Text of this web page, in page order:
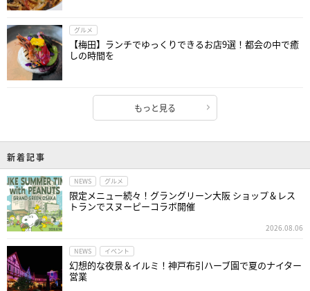
グルメ
【梅田】ランチでゆっくりできるお店9選！都会の中で癒
しの時間を
もっと見る
新着記事
NEWS グルメ
限定メニュー続々！グラングリーン大阪 ショップ＆レス
トランでスヌーピーコラボ開催
2026.08.06
NEWS イベント
幻想的な夜景＆イルミ！神戸布引ハーブ園で夏のナイター
営業